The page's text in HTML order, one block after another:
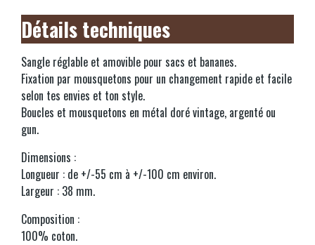
Détails techniques
Sangle réglable et amovible pour sacs et bananes.
Fixation par mousquetons pour un changement rapide et facile
selon tes envies et ton style.
Boucles et mousquetons en métal doré vintage, argenté ou
gun.
Dimensions :
Longueur : de +/-55 cm à +/-100 cm environ.
Largeur : 38 mm.
Composition :
100% coton.